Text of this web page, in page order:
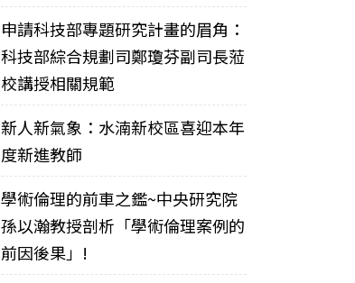
申請科技部專題研究計畫的眉角：
科技部綜合規劃司鄭瓊芬副司長蒞
校講授相關規範
新人新氣象：水湳新校區喜迎本年
度新進教師
學術倫理的前車之鑑~中央研究院
孫以瀚教授剖析「學術倫理案例的
前因後果」!